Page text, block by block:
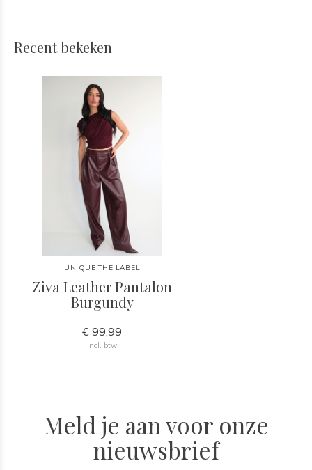
Recent bekeken
UNIQUE THE LABEL
Ziva Leather Pantalon
Burgundy
€ 99,99
Incl. btw
Meld je aan voor onze
nieuwsbrief